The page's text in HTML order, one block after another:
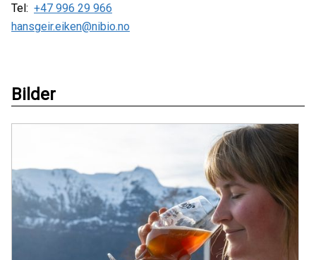
Tel: +47 996 29 966
hansgeir.eiken@nibio.no
Bilder